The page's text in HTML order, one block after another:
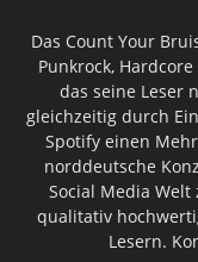
Das Count Your
Punkrock,
das seine Leser
gleichzeitig durch
Spotify einen
norddeutsche
Social Media
qualitativ
Lesern.